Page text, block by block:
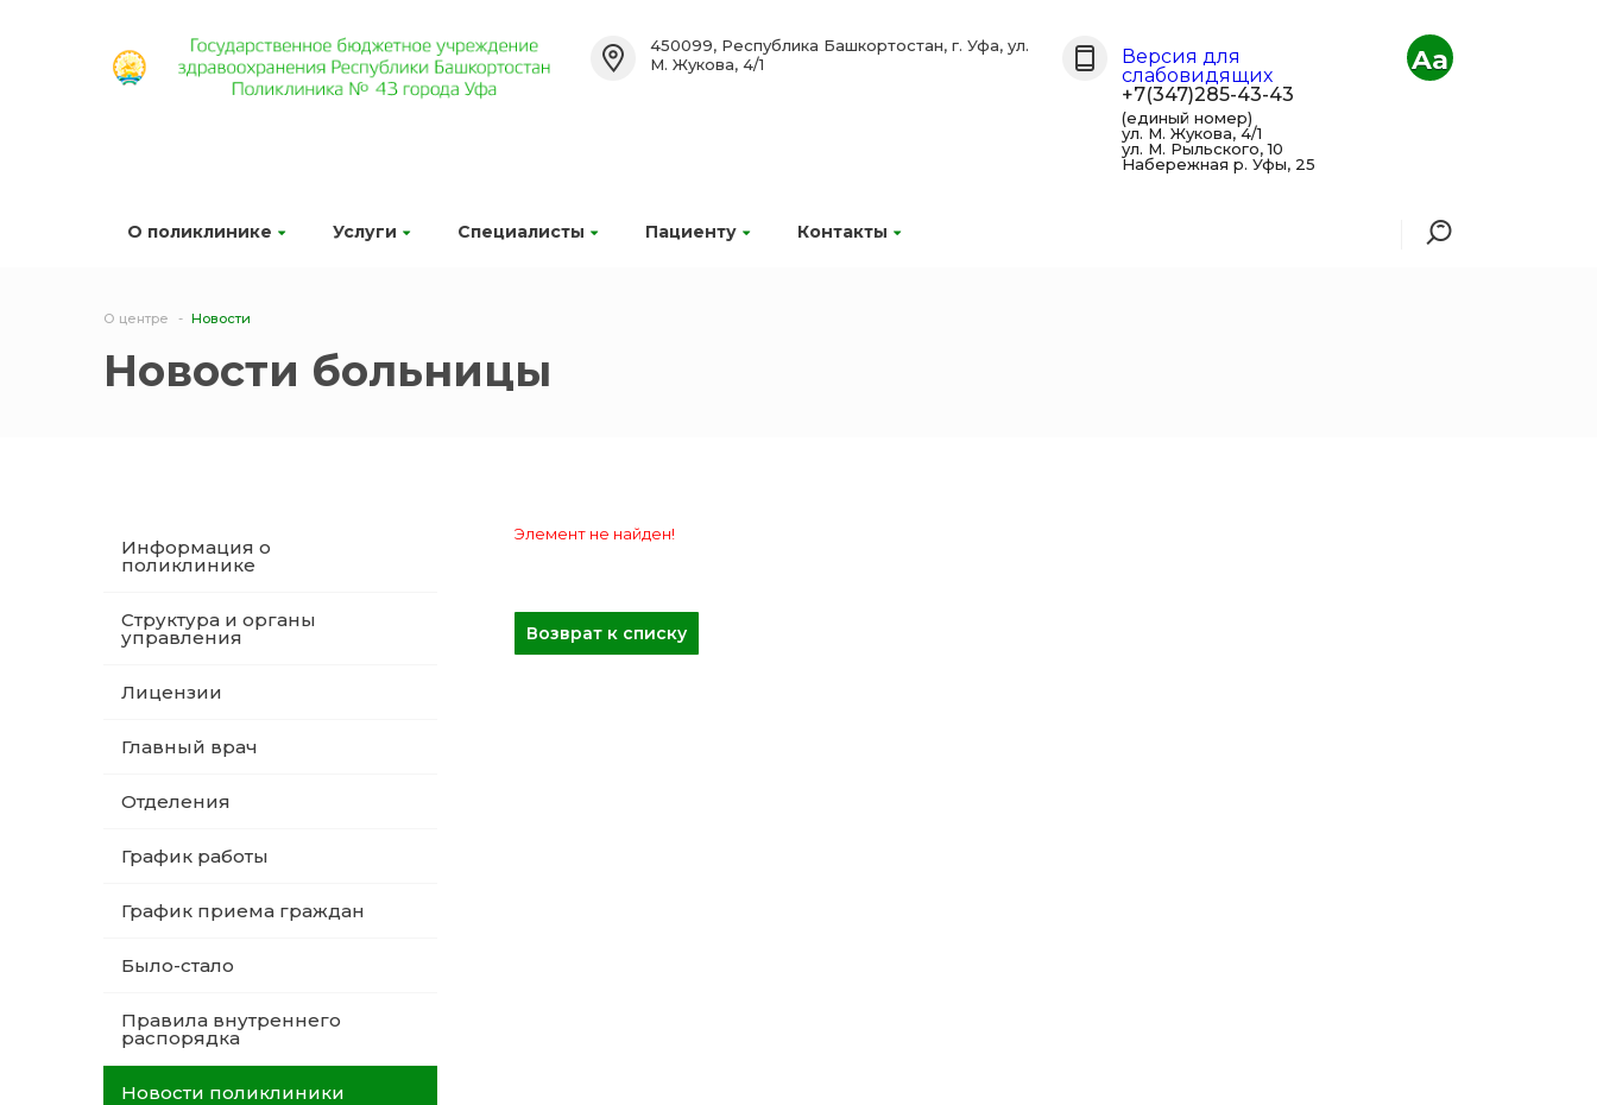
О поликлинике Услуги Специалисты Пациенту Контакты
450099, Республика Башкортостан, г. Уфа, ул.
М. Жукова, 4/1
Версия для
слабовидящих
+7(347)285-43-43
(единый номер)
ул. М. Жукова, 4/1
ул. М. Рыльского, 10
Набережная р. Уфы, 25
Aa
О центре Новости
Новости больницы
Информация о
поликлинике
Структура и органы
управления
Лицензии
Главный врач
Отделения
График работы
График приема граждан
Было-стало
Правила внутреннего
распорядка
Новости поликлиники
Элемент не найден!
Возврат к списку